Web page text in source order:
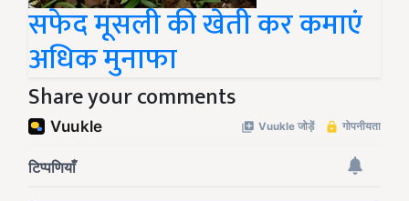
सफेद मूसली की खेती कर कमाएं
अधिक मुनाफा
Share your comments